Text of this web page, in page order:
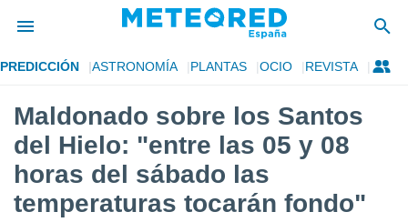
de
por
para
la
que se
calidad.
PREDICCIÓN ASTRONOMÍA PLANTAS OCIO REVISTA
Maldonado sobre los Santos
del Hielo: "entre las 05 y 08
horas del sábado las
temperaturas tocarán fondo"